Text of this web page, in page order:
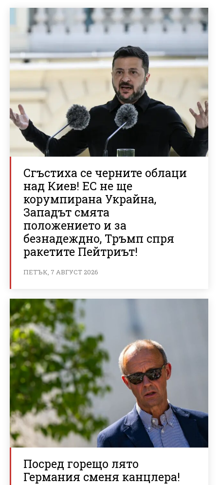
Сгъстиха се черните облаци
над Киев! ЕС не ще
корумпирана Украйна,
Западът смята
положението и за
безнадеждно, Тръмп спря
ракетите Пейтриът!
ПЕТЪК, 7 АВГУСТ 2026
Посред горещо лято
Германия сменя канцлера!